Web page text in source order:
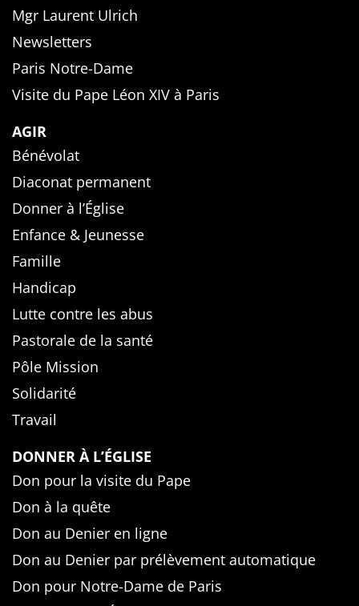
Mgr Laurent Ulrich
Newsletters
Paris Notre-Dame
Visite du Pape Léon XIV à Paris
AGIR
Bénévolat
Diaconat permanent
Donner à l’Église
Enfance & Jeunesse
Famille
Handicap
Lutte contre les abus
Pastorale de la santé
Pôle Mission
Solidarité
Travail
DONNER À L’ÉGLISE
Don pour la visite du Pape
Don à la quête
Don au Denier en ligne
Don au Denier par prélèvement automatique
Don pour Notre-Dame de Paris